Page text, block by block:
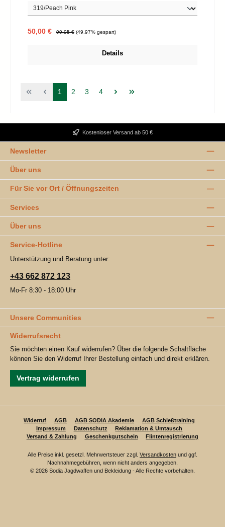
Verkaufspreis:
50,00 € Regulärer Preis:
99,95 € (49.97% gespart)
Details
Seite
1 Seite
2 Seite
3 Seite
4
Kostenloser Versand ab 50 €
Newsletter
Über uns
Für Sie vor Ort / Öffnungszeiten
Services
Über uns
Service-Hotline
Unterstützung und Beratung unter:
+43 662 872 123
Mo-Fr 8:30 - 18:00 Uhr
Unsere Communities
Widerrufsrecht
Sie möchten einen Kauf widerrufen? Über die folgende Schaltfläche
können Sie den Widerruf Ihrer Bestellung einfach und direkt erklären.
Vertrag widerrufen
Widerruf AGB AGB SODIA Akademie
AGB Schießtraining
Impressum
Datenschutz
Reklamation & Umtausch
Versand & Zahlung
Geschenkgutschein Flintenregistrierung
Alle Preise inkl. gesetzl. Mehrwertsteuer zzgl. Versandkosten und ggf.
Nachnahmegebühren, wenn nicht anders angegeben.
© 2026 Sodia Jagdwaffen und Bekleidung - Alle Rechte vorbehalten.